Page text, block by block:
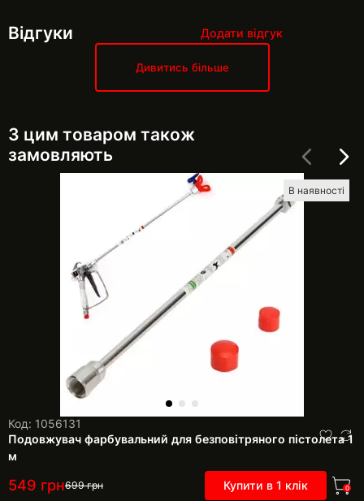
Відгуки Додати відгук
Дивитись більше
З цим товаром також
замовляють
В наявності
Код: 1056131
Подовжувач фарбувальний для безповітряного пістолета 1
м
549 грн699грн Купити в 1 клік 0